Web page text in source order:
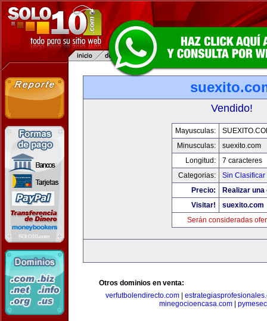
Vendido!
Mayusculas:
Minusculas:
suexito.com
Longitud:
7 caracteres
Categorias:
Sin Clasificar
Precio:
Realizar
Visitar!
suexito.com
Serán consideradas
Otros dominios en venta:
verfutbolendirecto.com
minegocioencasa.com